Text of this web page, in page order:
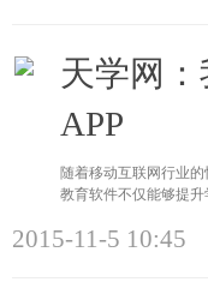
天学网
APP
随着移动互联网行业
教育软件不仅能够提
2015-11-5 10:45